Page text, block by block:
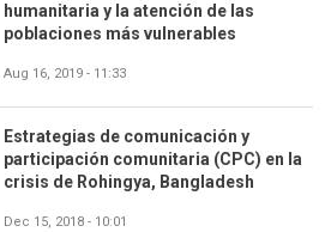
humanitaria y la atención de las
poblaciones más vulnerables
Aug 16, 2019 - 11:33
Estrategias de comunicación y
participación comunitaria (CPC) en la
crisis de Rohingya, Bangladesh
Dec 15, 2018 - 10:01